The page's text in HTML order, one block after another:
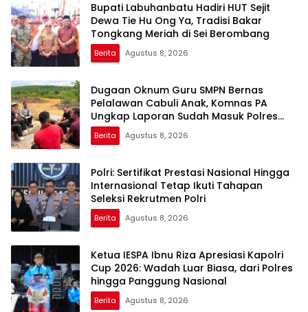
Bupati Labuhanbatu Hadiri HUT Sejit
Dewa Tie Hu Ong Ya, Tradisi Bakar
Tongkang Meriah di Sei Berombang
Berita Agustus 8, 2026
Dugaan Oknum Guru SMPN Bernas
Pelalawan Cabuli Anak, Komnas PA
Ungkap Laporan Sudah Masuk Polres
Sejak Juli
Berita Agustus 8, 2026
Polri: Sertifikat Prestasi Nasional Hingga
Internasional Tetap Ikuti Tahapan
Seleksi Rekrutmen Polri
Berita Agustus 8, 2026
Ketua IESPA Ibnu Riza Apresiasi Kapolri
Cup 2026: Wadah Luar Biasa, dari Polres
hingga Panggung Nasional
Berita Agustus 8, 2026